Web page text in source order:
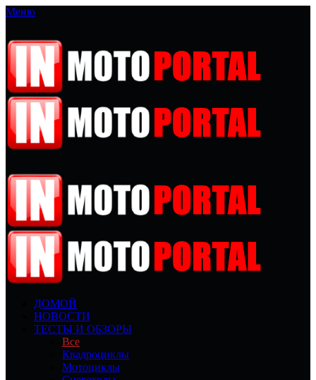
Меню
ДОМОЙ
НОВОСТИ
ТЕСТЫ И ОБЗОРЫ
Все
Квадроциклы
Мотоциклы